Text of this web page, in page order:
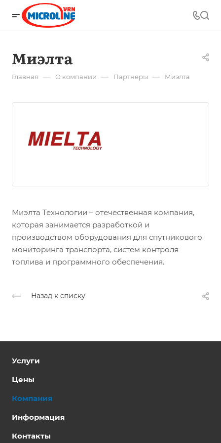
Миэлта
Главная — О компании — Партнеры — Миэлта
Миэлта Технологии – отечественная компания,
которая занимается разработкой и
производством оборудования для спутникового
мониторинга транспорта, систем контроля
топлива и программного обеспечения.
Назад к списку
Услуги
Цены
Компания
Информация
Контакты